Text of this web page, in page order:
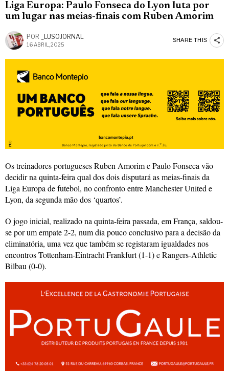
Liga Europa: Paulo Fonseca do Lyon luta por
um lugar nas meias-finais com Ruben Amorim
POR _LUSOJORNAL
16 ABRIL, 2025
SHARE THIS
Os treinadores portugueses Ruben Amorim e Paulo Fonseca vão
decidir na quinta-feira qual dos dois disputará as meias-finais da
Liga Europa de futebol, no confronto entre Manchester United e
Lyon, da segunda mão dos ‘quartos’.
O jogo inicial, realizado na quinta-feira passada, em França, saldou-
se por um empate 2-2, num dia pouco conclusivo para a decisão da
eliminatória, uma vez que também se registaram igualdades nos
encontros Tottenham-Eintracht Frankfurt (1-1) e Rangers-Athletic
Bilbau (0-0).